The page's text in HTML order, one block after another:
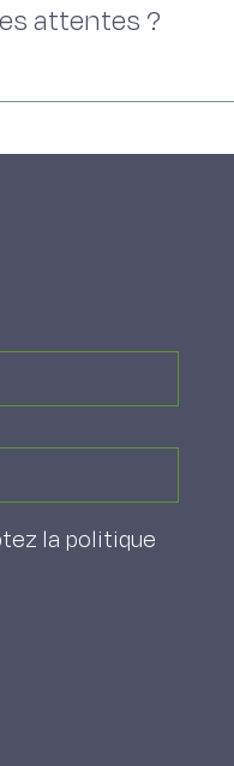
attentes ?
la politique